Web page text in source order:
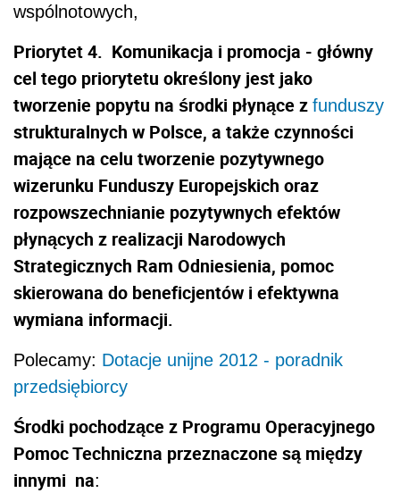
wspólnotowych,
Priorytet 4. Komunikacja i promocja - główny
cel tego priorytetu określony jest jako
tworzenie popytu na środki płynące z funduszy
strukturalnych w Polsce, a także czynności
mające na celu tworzenie pozytywnego
wizerunku Funduszy Europejskich oraz
rozpowszechnianie pozytywnych efektów
płynących z realizacji Narodowych
Strategicznych Ram Odniesienia, pomoc
skierowana do beneficjentów i efektywna
wymiana informacji.
Polecamy: Dotacje unijne 2012 - poradnik
przedsiębiorcy
Środki pochodzące z Programu Operacyjnego
Pomoc Techniczna przeznaczone są między
innymi na: